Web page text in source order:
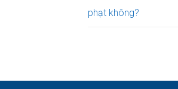
phạt không?